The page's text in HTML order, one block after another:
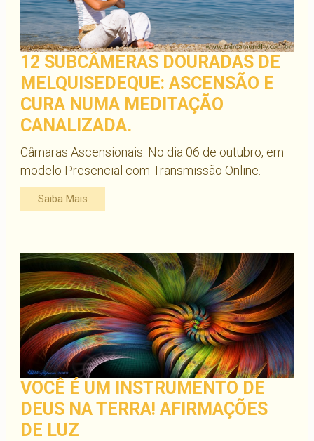
12 SUBCÂMERAS DOURADAS DE
MELQUISEDEQUE: ASCENSÃO E
CURA NUMA MEDITAÇÃO
CANALIZADA.
Câmaras Ascensionais. No dia 06 de outubro, em
modelo Presencial com Transmissão Online.
Saiba Mais
VOCÊ É UM INSTRUMENTO DE
DEUS NA TERRA! AFIRMAÇÕES
DE LUZ